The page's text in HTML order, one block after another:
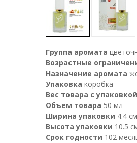
Группа аромата
Возрастные
Назначение аромата
Упаковка коробка
Вес товара с
Объем товара 50 мл
Ширина упаковки 4.4 см
Высота упаковки 10.5
Срок годности 102